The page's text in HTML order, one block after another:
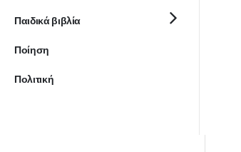
Παιδικά βιβλία
Ποίηση
Πολιτική